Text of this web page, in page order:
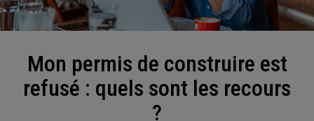
Mon permis de construire est
refusé : quels sont les recours
?